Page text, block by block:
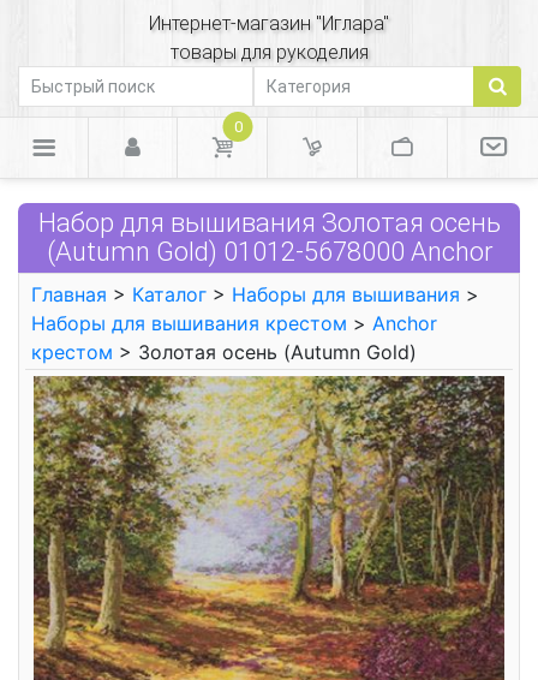
Интернет-магазин "Иглара"
товары для рукоделия
0
Набор для вышивания Золотая осень
(Autumn Gold) 01012-5678000 Anchor
Главная > Каталог > Наборы для вышивания >
Наборы для вышивания крестом > Anchor
крестом > Золотая осень (Autumn Gold)